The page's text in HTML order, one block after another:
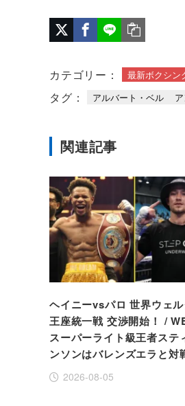
カテゴリー： 最新ボクシン
タグ： アルバート・ベル
関連記事
ヘイニーvsパロ 世界ウェ
王座統一戦 交渉開始！ /
スーパーライト級王者ステ
ンソンはバレンズエラと対
2026-08-05